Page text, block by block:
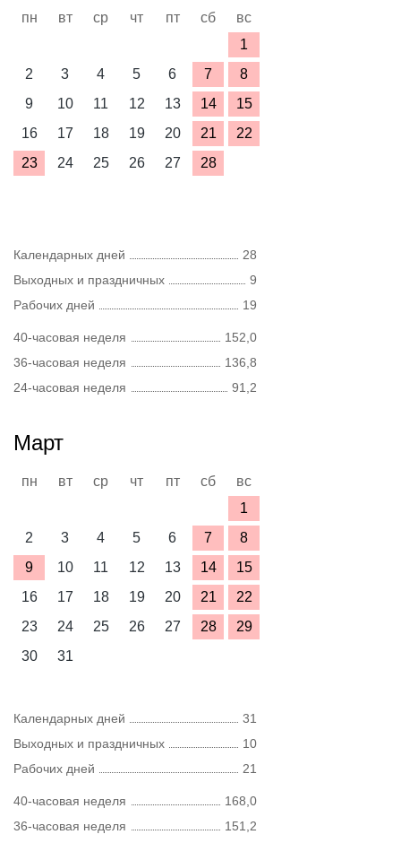
пн вт ср чт пт сб
вс
1
2
3 4 5 6 7
8
9
10 11 12 13 14
15
16
17 18 19 20 21
22
23
24 25 26 27 28
Календарных дней
28
Выходных и праздничных
9
Рабочих дней
19
40-часовая неделя
152,0
36-часовая неделя
136,8
24-часовая неделя
91,2
Март
пн вт ср чт пт сб
вс
1
2
3 4 5 6 7
8
9
10 11 12 13 14
15
16
17 18 19 20 21
22
23
24 25 26 27 28
29
30
31
Календарных дней
31
Выходных и праздничных
10
Рабочих дней
21
40-часовая неделя
168,0
36-часовая неделя
151,2